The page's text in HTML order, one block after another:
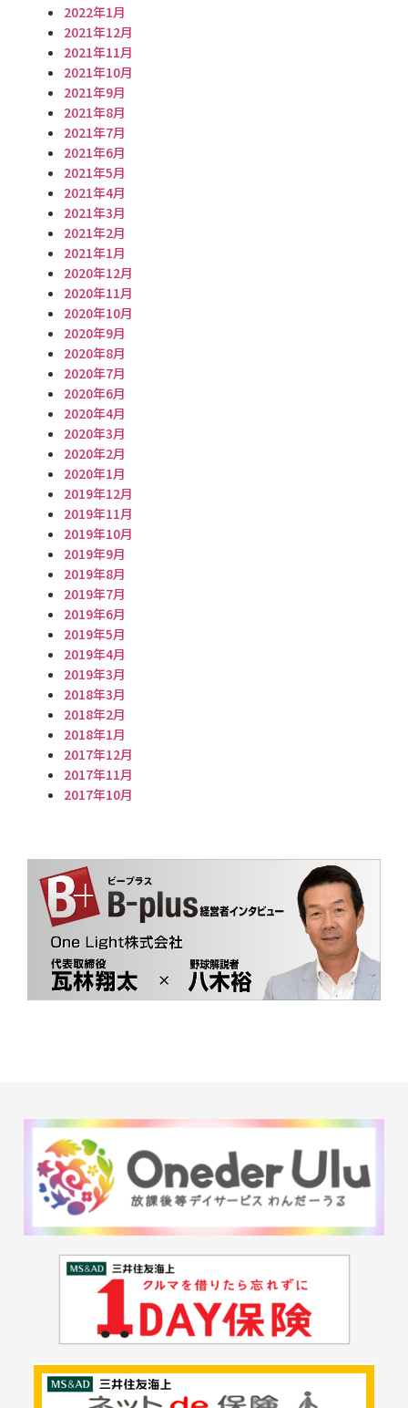
2022年1月
2021年12月
2021年11月
2021年10月
2021年9月
2021年8月
2021年7月
2021年6月
2021年5月
2021年4月
2021年3月
2021年2月
2021年1月
2020年12月
2020年11月
2020年10月
2020年9月
2020年8月
2020年7月
2020年6月
2020年4月
2020年3月
2020年2月
2020年1月
2019年12月
2019年11月
2019年10月
2019年9月
2019年8月
2019年7月
2019年6月
2019年5月
2019年4月
2019年3月
2018年3月
2018年2月
2018年1月
2017年12月
2017年11月
2017年10月